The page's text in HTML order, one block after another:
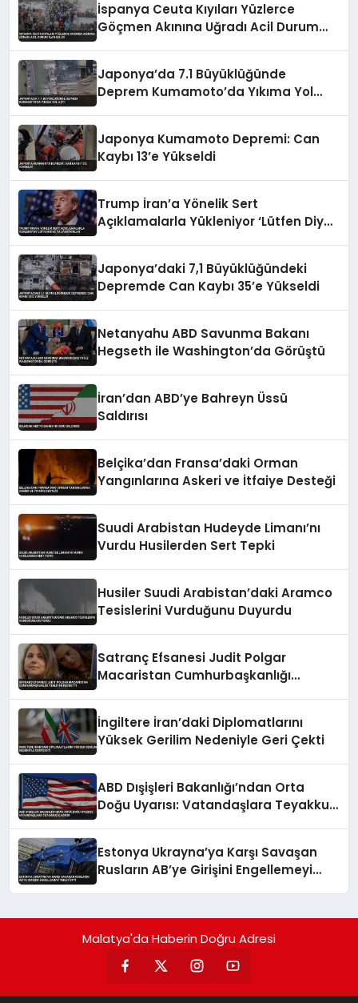
İspanya Ceuta Kıyıları Yüzlerce
Göçmen Akınına Uğradı Acil Durum
Japonya’da 7.1 Büyüklüğünde
Deprem Kumamoto’da Yıkıma Yol
Japonya Kumamoto Depremi: Can
Kaybı 13’e Yükseldi
Trump İran’a Yönelik Sert
Açıklamalarla Yükleniyor ‘Lütfen Diye
Japonya’daki 7,1 Büyüklüğündeki
Depremde Can Kaybı 35’e Yükseldi
Netanyahu ABD Savunma Bakanı
Hegseth ile Washington’da Görüştü
İran’dan ABD’ye Bahreyn Üssü
Saldırısı
Belçika’dan Fransa’daki Orman
Yangınlarına Askeri ve İtfaiye Desteği
Suudi Arabistan Hudeyde Limanı’nı
Vurdu Husilerden Sert Tepki
Husiler Suudi Arabistan’daki Aramco
Tesislerini Vurduğunu Duyurdu
Satranç Efsanesi Judit Polgar
Macaristan Cumhurbaşkanlığı
İngiltere İran’daki Diplomatlarını
Yüksek Gerilim Nedeniyle Geri Çekti
ABD Dışişleri Bakanlığı’ndan Orta
Doğu Uyarısı: Vatandaşlara Teyakkuz
Estonya Ukrayna’ya Karşı Savaşan
Rusların AB’ye Girişini Engellemeyi
Malatya'da Haberin Doğru Adresi